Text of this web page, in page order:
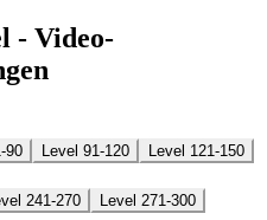
- Video-
90 Level 91-120
Level 121-150
241-270
Level 271-300